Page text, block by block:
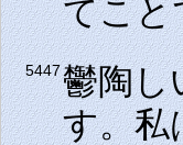
てこと
5447鬱陶し
す。私